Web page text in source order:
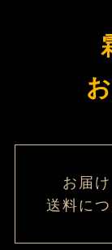
お届け
送料につ